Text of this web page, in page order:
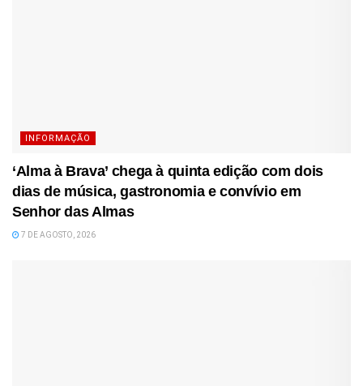
INFORMAÇÃO
‘Alma à Brava’ chega à quinta edição com dois
dias de música, gastronomia e convívio em
Senhor das Almas
7 DE AGOSTO, 2026